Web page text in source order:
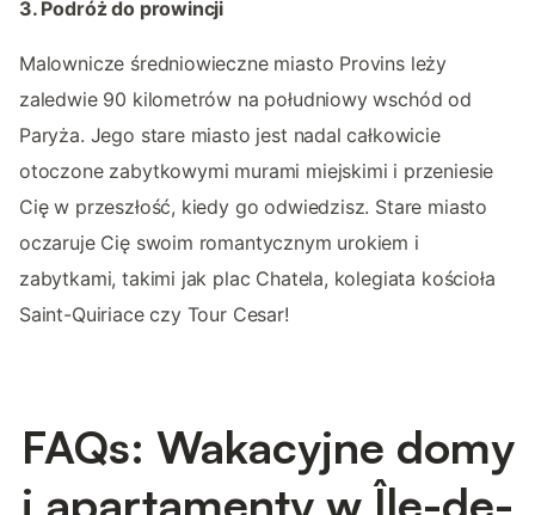
3. Podróż do prowincji
Malownicze średniowieczne miasto Provins leży
zaledwie 90 kilometrów na południowy wschód od
Paryża. Jego stare miasto jest nadal całkowicie
otoczone zabytkowymi murami miejskimi i przeniesie
Cię w przeszłość, kiedy go odwiedzisz. Stare miasto
oczaruje Cię swoim romantycznym urokiem i
zabytkami, takimi jak plac Chatela, kolegiata kościoła
Saint-Quiriace czy Tour Cesar!
FAQs: Wakacyjne domy